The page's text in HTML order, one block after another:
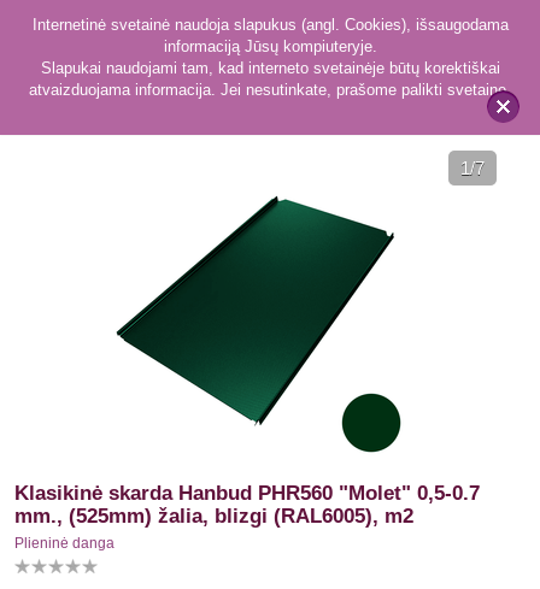
x
Internetinė svetainė naudoja slapukus (angl. Cookies), išsaugodama
informaciją Jūsų kompiuteryje.
Slapukai naudojami tam, kad interneto svetainėje būtų korektiškai
atvaizduojama informacija. Jei nesutinkate, prašome palikti svetainę.
Plieninė danga 416
1/7
Klasikinė skarda Hanbud PHR560 "Molet" 0,5-0.7
mm., (525mm) žalia, blizgi (RAL6005), m2
Plieninė danga